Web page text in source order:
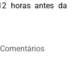
horas antes da
Comentários